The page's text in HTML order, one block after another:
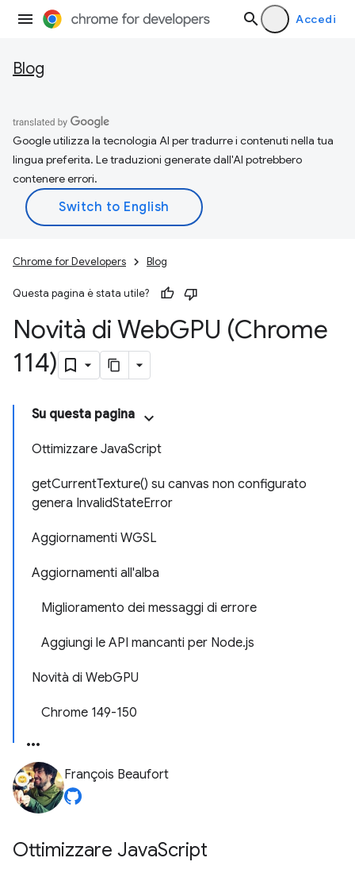
Accedi
Blog
Google utilizza la tecnologia AI per tradurre i contenuti nella tua
lingua preferita. Le traduzioni generate dall'AI potrebbero
contenere errori.
Chrome for Developers Blog
Questa pagina è stata utile?
Novità di WebGPU (Chrome
114)
Su questa pagina
Ottimizzare JavaScript
getCurrentTexture() su canvas non configurato
genera InvalidStateError
Aggiornamenti WGSL
Aggiornamenti all'alba
Miglioramento dei messaggi di errore
Aggiungi le API mancanti per Node.js
Novità di WebGPU
Chrome 149-150
François Beaufort
Ottimizzare JavaScript